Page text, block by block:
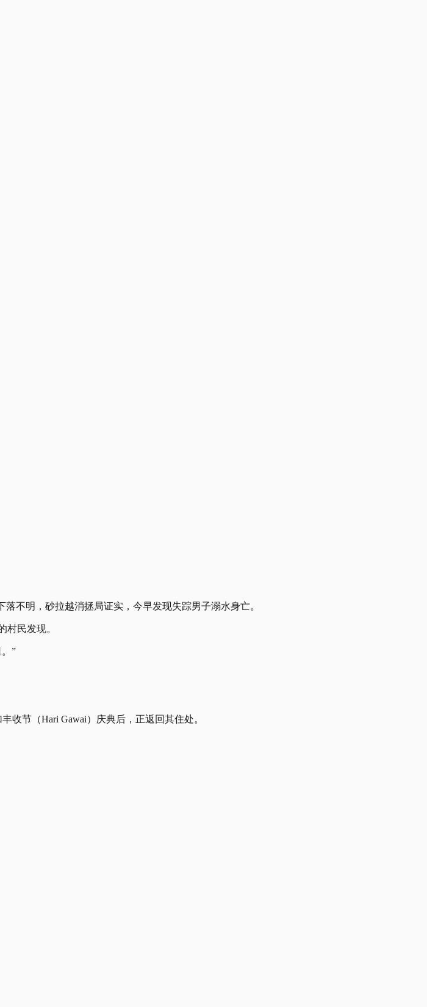
落不明，砂拉越消拯局证实，今早发现失踪男子溺水身亡。
村民发现。
”
收节（Hari Gawai）庆典后，正返回其住处。